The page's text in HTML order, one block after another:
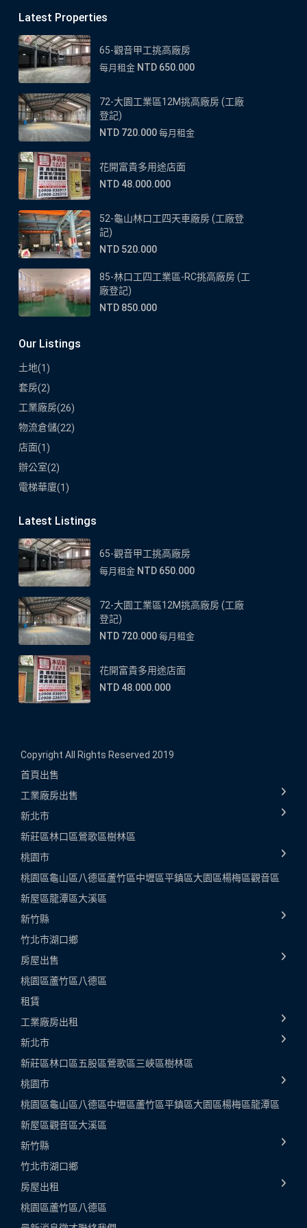
Latest Properties
65-觀音甲工挑高廠房
每月租金 NTD 650.000
72-大園工業區12M挑高廠房 (工廠
登記)
NTD 720.000 每月租金
花開富貴多用途店面
NTD 48.000.000
52-龜山林口工四天車廠房 (工廠登
記)
NTD 520.000
85-林口工四工業區-RC挑高廠房 (工
廠登記)
NTD 850.000
Our Listings
土地(1)
套房(2)
工業廠房(26)
物流倉儲(22)
店面(1)
辦公室(2)
電梯華廈(1)
Latest Listings
65-觀音甲工挑高廠房
每月租金 NTD 650.000
72-大園工業區12M挑高廠房 (工廠
登記)
NTD 720.000 每月租金
花開富貴多用途店面
NTD 48.000.000
Copyright All Rights Reserved 2019
首頁出售
工業廠房出售
新北市
新莊區林口區鶯歌區樹林區
桃園市
桃園區龜山區八德區蘆竹區中壢區平鎮區大園區楊梅區觀音區
新屋區龍潭區大溪區
新竹縣
竹北市湖口鄉
房屋出售
桃園區蘆竹區八德區
租賃
工業廠房出租
新北市
新莊區林口區五股區鶯歌區三峽區樹林區
桃園市
桃園區龜山區八德區中壢區蘆竹區平鎮區大園區楊梅區龍潭區
新屋區觀音區大溪區
新竹縣
竹北市湖口鄉
房屋出租
桃園區蘆竹區八德區